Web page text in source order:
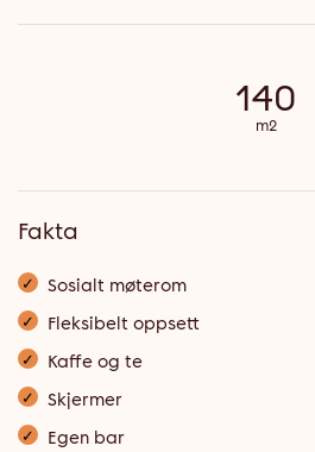
140
m2
Fakta
Sosialt møterom
Fleksibelt oppsett
Kaffe og te
Skjermer
Egen bar